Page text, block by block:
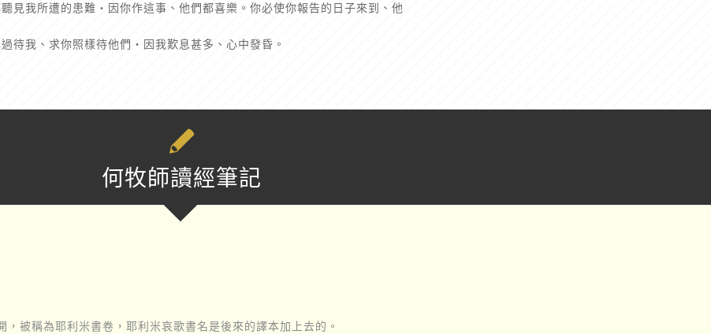
我所遭的患難‧因你作這事、他們都喜樂。你必使你報告的日子來到、他
待我、求你照樣待他們‧因我歎息甚多、心中發昏。
何牧師讀經筆記
被稱為耶利米書卷，耶利米哀歌書名是後來的譯本加上去的。